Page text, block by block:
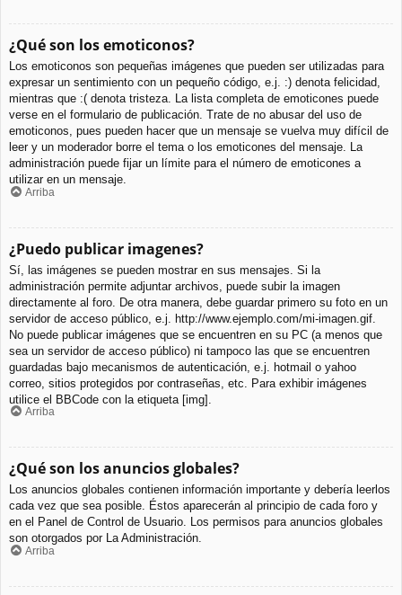
¿Qué son los emoticonos?
Los emoticonos son pequeñas imágenes que pueden ser utilizadas para
expresar un sentimiento con un pequeño código, e.j. :) denota felicidad,
mientras que :( denota tristeza. La lista completa de emoticones puede
verse en el formulario de publicación. Trate de no abusar del uso de
emoticonos, pues pueden hacer que un mensaje se vuelva muy difícil de
leer y un moderador borre el tema o los emoticones del mensaje. La
administración puede fijar un límite para el número de emoticones a
utilizar en un mensaje.
Arriba
¿Puedo publicar imagenes?
Sí, las imágenes se pueden mostrar en sus mensajes. Si la
administración permite adjuntar archivos, puede subir la imagen
directamente al foro. De otra manera, debe guardar primero su foto en un
servidor de acceso público, e.j. http://www.ejemplo.com/mi-imagen.gif.
No puede publicar imágenes que se encuentren en su PC (a menos que
sea un servidor de acceso público) ni tampoco las que se encuentren
guardadas bajo mecanismos de autenticación, e.j. hotmail o yahoo
correo, sitios protegidos por contraseñas, etc. Para exhibir imágenes
utilice el BBCode con la etiqueta [img].
Arriba
¿Qué son los anuncios globales?
Los anuncios globales contienen información importante y debería leerlos
cada vez que sea posible. Éstos aparecerán al principio de cada foro y
en el Panel de Control de Usuario. Los permisos para anuncios globales
son otorgados por La Administración.
Arriba